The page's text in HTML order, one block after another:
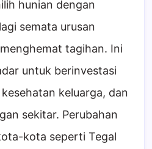
hunian dengan
semata urusan
tagihan. Ini
untuk berinvestasi
keluarga, dan
sekitar. Perubahan
kota seperti Tegal